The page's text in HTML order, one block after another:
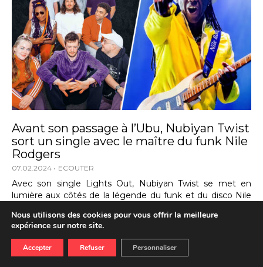
Avant son passage à l’Ubu, Nubiyan Twist
sort un single avec le maître du funk Nile
Rodgers
07.02.2024 ECOUTER
Avec son single Lights Out, Nubiyan Twist se met en
lumière aux côtés de la légende du funk et du disco Nile
goût du concert lors duquel se produira la formation
anglaise, le 16 mai prochain à l’Ubu.
LIRE LA SUITE...
Nous utilisons des cookies pour vous offrir la meilleure
expérience sur notre site.
Accepter Refuser Personnaliser